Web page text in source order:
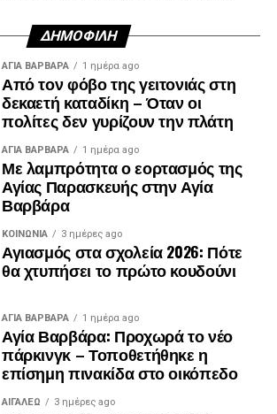
ΔΗΜΟΦΙΛΉ
ΑΓΙΑ ΒΑΡΒΑΡΑ 1 ημέρα ago
Από τον φόβο της γειτονιάς στη
δεκαετή καταδίκη – Όταν οι
πολίτες δεν γυρίζουν την πλάτη
ΑΓΙΑ ΒΑΡΒΑΡΑ 1 ημέρα ago
Με λαμπρότητα ο εορτασμός της
Αγίας Παρασκευής στην Αγία
Βαρβάρα
ΚΟΙΝΩΝΊΑ 3 ημέρες ago
Αγιασμός στα σχολεία 2026: Πότε
θα χτυπήσει το πρώτο κουδούνι
ΑΓΙΑ ΒΑΡΒΑΡΑ 1 ημέρα ago
Αγία Βαρβάρα: Προχωρά το νέο
πάρκινγκ – Τοποθετήθηκε η
επίσημη πινακίδα στο οικόπεδο
ΑΙΓΑΛΕΩ 3 ημέρες ago